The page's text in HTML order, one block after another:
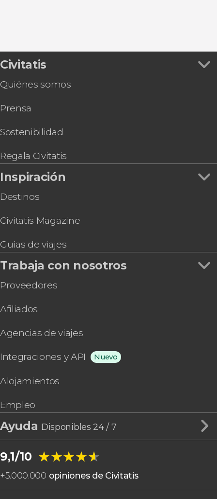
Civitatis
Quiénes somos
Prensa
Sostenibilidad
Regala Civitatis
Inspiración
Destinos
Civitatis Magazine
Guías de viajes
Trabaja con nosotros
Proveedores
Afiliados
Agencias de viajes
Integraciones y API Nuevo
Alojamientos
Empleo
Ayuda Disponibles 24 / 7
9,1/10 ★★★★★
★★★★★
+5.000.000 opiniones de Civitatis